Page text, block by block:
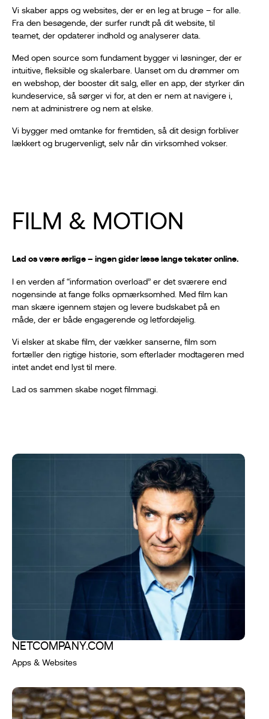
Vi skaber apps og websites, der er en leg at bruge – for alle.
Fra den besøgende, der surfer rundt på dit website, til
teamet, der opdaterer indhold og analyserer data.
Med open source som fundament bygger vi løsninger, der er
intuitive, fleksible og skalerbare. Uanset om du drømmer om
en webshop, der booster dit salg, eller en app, der styrker din
kundeservice, så sørger vi for, at den er nem at navigere i,
nem at administrere og nem at elske.
Vi bygger med omtanke for fremtiden, så dit design forbliver
lækkert og brugervenligt, selv når din virksomhed vokser.
FILM & MOTION
Lad os være ærlige – ingen gider læse lange tekster online.
I en verden af “information overload” er det sværere end
nogensinde at fange folks opmærksomhed. Med film kan
man skære igennem støjen og levere budskabet på en
måde, der er både engagerende og letfordøjelig.
Vi elsker at skabe film, der vækker sanserne, film som
fortæller den rigtige historie, som efterlader modtageren med
intet andet end lyst til mere.
Lad os sammen skabe noget filmmagi.
NETCOMPANY.COM
Apps & Websites